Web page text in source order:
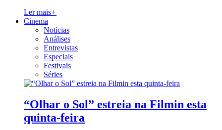
Ler mais+
Cinema
Notícias
Análises
Entrevistas
Especiais
Festivais
Séries
“Olhar o Sol” estreia na Filmin esta
quinta-feira